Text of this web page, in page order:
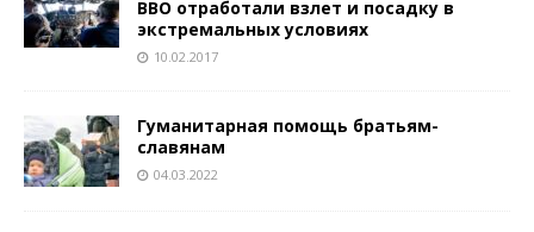
ВВО отработали взлет и посадку в
экстремальных условиях
10.02.2017
Гуманитарная помощь братьям-
славянам
04.03.2022